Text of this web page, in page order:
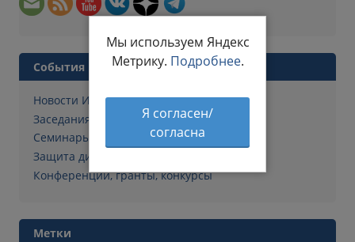
События
Новости Института
Заседания Ученого совета
Семинары
Защита диссертаций
Конференции, гранты, конкурсы
Метки
Мы используем Яндекс
Метрику. Подробнее.
Я согласен/
согласна